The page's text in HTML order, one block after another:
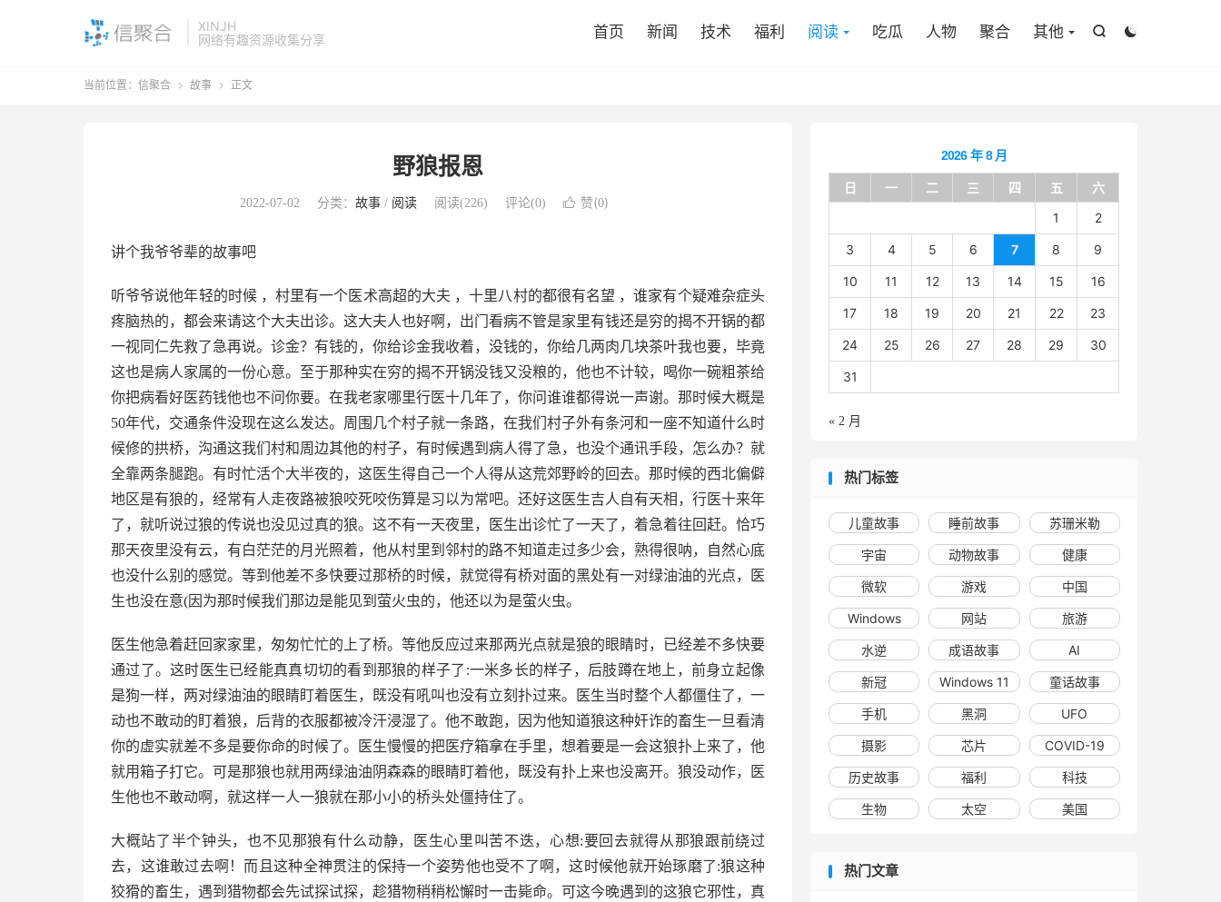
XINJH
网络有趣资源收集分享


首页 新闻 技术 福利 阅读 吃瓜 人物 聚合 其他
当前位置： 信聚合  故事  正文
野狼报恩
2022-07-02 分类： 故事 / 阅读 阅读(226) 评论(0)  赞(0)
讲个我爷爷辈的故事吧
听爷爷说他年轻的时候 ，村里有一个医术高超的大夫 ，十里八村的都很有名望 ，谁家有个疑难杂症头
疼脑热的，都会来请这个大夫出诊。这大夫人也好啊，出门看病不管是家里有钱还是穷的揭不开锅的都
一视同仁先救了急再说。诊金？有钱的，你给诊金我收着，没钱的，你给几两肉几块茶叶我也要，毕竟
这也是病人家属的一份心意。至于那种实在穷的揭不开锅没钱又没粮的，他也不计较，喝你一碗粗茶给
你把病看好医药钱他也不问你要。在我老家哪里行医十几年了，你问谁谁都得说一声谢。那时候大概是
50年代，交通条件没现在这么发达。周围几个村子就一条路，在我们村子外有条河和一座不知道什么时
候修的拱桥，沟通这我们村和周边其他的村子，有时候遇到病人得了急，也没个通讯手段，怎么办？就
全靠两条腿跑。有时忙活个大半夜的，这医生得自己一个人得从这荒郊野岭的回去。那时候的西北偏僻
地区是有狼的，经常有人走夜路被狼咬死咬伤算是习以为常吧。还好这医生吉人自有天相，行医十来年
了，就听说过狼的传说也没见过真的狼。这不有一天夜里，医生出诊忙了一天了，着急着往回赶。恰巧
那天夜里没有云，有白茫茫的月光照着，他从村里到邻村的路不知道走过多少会，熟得很呐，自然心底
也没什么别的感觉。等到他差不多快要过那桥的时候，就觉得有桥对面的黑处有一对绿油油的光点，医
生也没在意(因为那时候我们那边是能见到萤火虫的，他还以为是萤火虫。
医生他急着赶回家家里，匆匆忙忙的上了桥。等他反应过来那两光点就是狼的眼睛时，已经差不多快要
通过了。这时医生已经能真真切切的看到那狼的样子了:一米多长的样子，后肢蹲在地上，前身立起像
是狗一样，两对绿油油的眼睛盯着医生，既没有吼叫也没有立刻扑过来。医生当时整个人都僵住了，一
动也不敢动的盯着狼，后背的衣服都被冷汗浸湿了。他不敢跑，因为他知道狼这种奸诈的畜生一旦看清
你的虚实就差不多是要你命的时候了。医生慢慢的把医疗箱拿在手里，想着要是一会这狼扑上来了，他
就用箱子打它。可是那狼也就用两绿油油阴森森的眼睛盯着他，既没有扑上来也没离开。狼没动作，医
生他也不敢动啊，就这样一人一狼就在那小小的桥头处僵持住了。
大概站了半个钟头，也不见那狼有什么动静，医生心里叫苦不迭，心想:要回去就得从那狼跟前绕过
去，这谁敢过去啊！而且这种全神贯注的保持一个姿势他也受不了啊，这时候他就开始琢磨了:狼这种
狡猾的畜生，遇到猎物都会先试探试探，趁猎物稍稍松懈时一击毙命。可这今晚遇到的这狼它邪性，真
2026 年 8 月
日 一 二 三 四 五
六
1
2
3 4 5 6 7 8 9
10 11 12 13 14 15 16
17 18 19 20 21 22 23
24 25 26 27 28 29 30
31
« 2 月
热门标签
儿童故事 睡前故事 苏珊米勒
宇宙 动物故事 健康
微软 游戏 中国
Windows 网站 旅游
水逆 成语故事 AI
新冠 Windows 11 童话故事
手机 黑洞 UFO
摄影 芯片 COVID-19
历史故事 福利 科技
生物 太空 美国
热门文章